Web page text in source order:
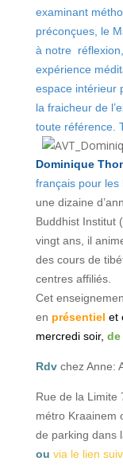
examinant
préconçues, le
à notre
expérience
espace intérieur
la fraicheur de
toute référence.
Dominique
français pour les
une dizaine
Buddhist Institut
vingt ans, il
des cours de
centres affiliés.
Cet
en présentiel et
mercredi soir, de
Rdv chez Anne:
Rue de la Limite
métro Kraainem
de parking dans
ou via le lien